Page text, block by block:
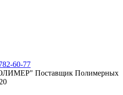
60-77
Поставщик Полимерных